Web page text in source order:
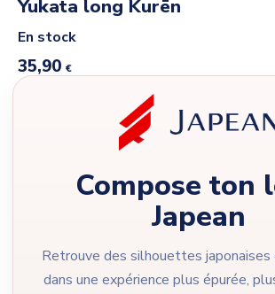
Yukata long Kurēn
En stock
35,90 €
Compose ton
Japean
Retrouve des silhouettes japonaises
dans une expérience plus épurée,